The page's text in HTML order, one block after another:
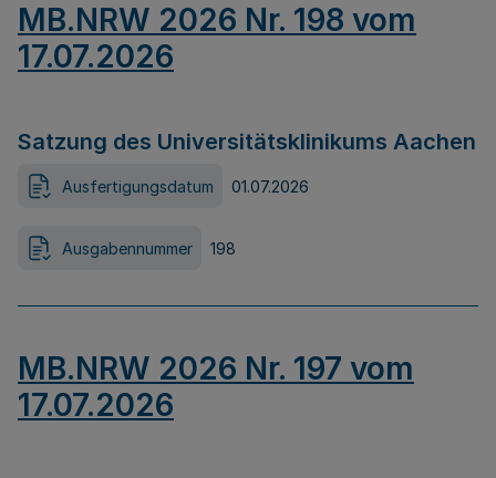
MB.NRW 2026 Nr. 198 vom
17.07.2026
Satzung des Universitätsklinikums Aachen
Ausfertigungsdatum 01.07.2026
Ausgabennummer 198
MB.NRW 2026 Nr. 197 vom
17.07.2026